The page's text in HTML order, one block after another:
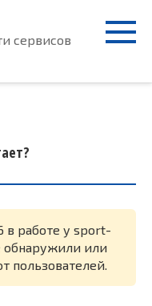
сервисов
в работе у sport-
обнаружили или
пользователей.